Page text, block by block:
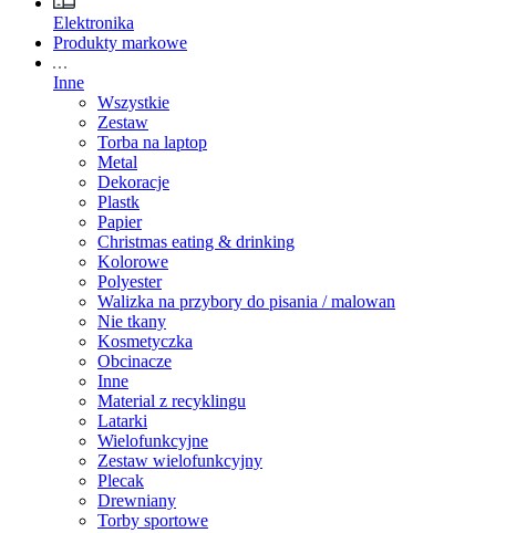
Elektronika
Produkty markowe
Inne
Wszystkie
Zestaw
Torba na laptop
Metal
Dekoracje
Plastk
Papier
Christmas eating & drinking
Kolorowe
Polyester
Walizka na przybory do pisania / malowan
Nie tkany
Kosmetyczka
Obcinacze
Inne
Material z recyklingu
Latarki
Wielofunkcyjne
Zestaw wielofunkcyjny
Plecak
Drewniany
Torby sportowe